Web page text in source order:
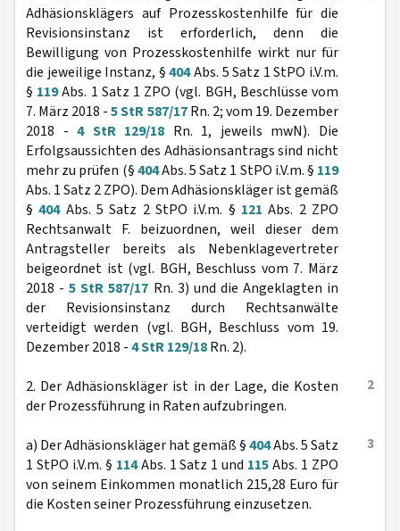
Adhäsionsklägers auf Prozesskostenhilfe für die
Revisionsinstanz ist erforderlich, denn die
Bewilligung von Prozesskostenhilfe wirkt nur für
die jeweilige Instanz, §404Abs. 5 Satz 1 StPO i.V.m.
§ 119Abs. 1 Satz 1 ZPO (vgl. BGH, Beschlüsse vom
7. März 2018 -5 StR 587/17Rn. 2; vom 19. Dezember
2018 -4 StR 129/18 Rn. 1, jeweils mwN). Die
Erfolgsaussichten des Adhäsionsantrags sind nicht
mehr zu prüfen (§404Abs. 5 Satz 1 StPO i.V.m. § 119
Abs. 1 Satz 2 ZPO). Dem Adhäsionskläger ist gemäß
§404Abs. 5 Satz 2 StPO i.V.m. § 121 Abs. 2 ZPO
Rechtsanwalt F. beizuordnen, weil dieser dem
Antragsteller bereits als Nebenklagevertreter
beigeordnet ist (vgl. BGH, Beschluss vom 7. März
2018 -5 StR 587/17 Rn. 3) und die Angeklagten in
der Revisionsinstanz durch Rechtsanwälte
verteidigt werden (vgl. BGH, Beschluss vom 19.
Dezember 2018 -4 StR 129/18Rn. 2).
2
2. Der Adhäsionskläger ist in der Lage, die Kosten
der Prozessführung in Raten aufzubringen.
3
a) Der Adhäsionskläger hat gemäß §404Abs. 5 Satz
1 StPO i.V.m. § 114Abs. 1 Satz 1 und 115Abs. 1 ZPO
von seinem Einkommen monatlich 215,28 Euro für
die Kosten seiner Prozessführung einzusetzen.